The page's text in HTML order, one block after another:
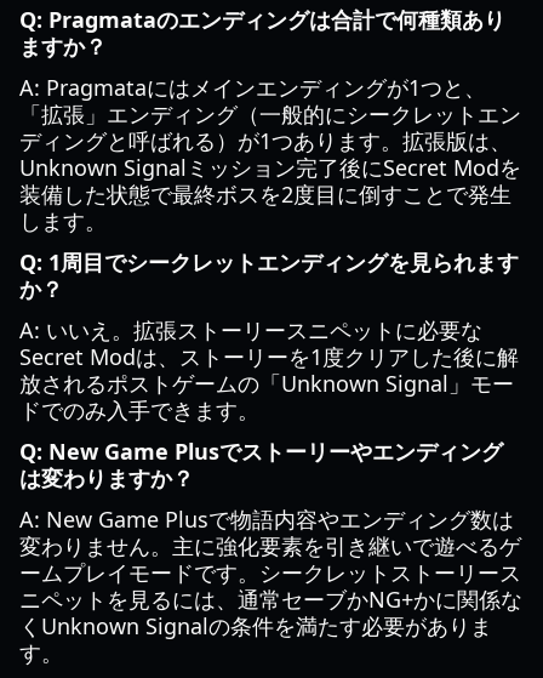
Q: Pragmataのエンディングは合計で何種類あり
ますか？
A: Pragmataにはメインエンディングが1つと、
「拡張」エンディング（一般的にシークレットエン
ディングと呼ばれる）が1つあります。拡張版は、
Unknown Signalミッション完了後にSecret Modを
装備した状態で最終ボスを2度目に倒すことで発生
します。
Q: 1周目でシークレットエンディングを見られます
か？
A: いいえ。拡張ストーリースニペットに必要な
Secret Modは、ストーリーを1度クリアした後に解
放されるポストゲームの「Unknown Signal」モー
ドでのみ入手できます。
Q: New Game Plusでストーリーやエンディング
は変わりますか？
A: New Game Plusで物語内容やエンディング数は
変わりません。主に強化要素を引き継いで遊べるゲ
ームプレイモードです。シークレットストーリース
ニペットを見るには、通常セーブかNG+かに関係な
くUnknown Signalの条件を満たす必要がありま
す。